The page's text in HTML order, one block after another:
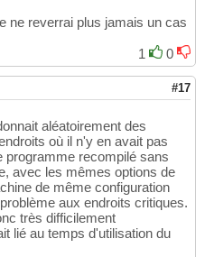
ne reverrai plus jamais un cas
1
0
#17
aléatoirement des
où il n'y en avait pas
programme recompilé sans
avec les mêmes options de
de même configuration
aux endroits critiques.
très difficilement
lié au temps d'utilisation du